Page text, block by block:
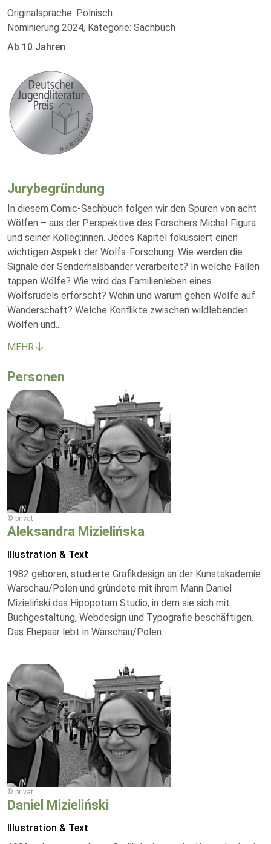
Originalsprache: Polnisch
Nominierung 2024, Kategorie: Sachbuch
Ab 10 Jahren
Jurybegründung
In diesem Comic-Sachbuch folgen wir den Spuren von acht
Wölfen – aus der Perspektive des Forschers Michał Figura
und seiner Kolleg:innen. Jedes Kapitel fokussiert einen
wichtigen Aspekt der Wolfs-Forschung. Wie werden die
Signale der Senderhalsbänder verarbeitet? In welche Fallen
tappen Wölfe? Wie wird das Familienleben eines
Wolfsrudels erforscht? Wohin und warum gehen Wölfe auf
Wanderschaft? Welche Konflikte zwischen wildlebenden
Wölfen und...
MEHR
Personen
© privat
Aleksandra Mizielińska
Illustration & Text
1982 geboren, studierte Grafikdesign an der Kunstakademie
Warschau/Polen und gründete mit ihrem Mann Daniel
Mizieliński das Hipopotam Studio, in dem sie sich mit
Buchgestaltung, Webdesign und Typografie beschäftigen.
Das Ehepaar lebt in Warschau/Polen.
© privat
Daniel Mizieliński
Illustration & Text